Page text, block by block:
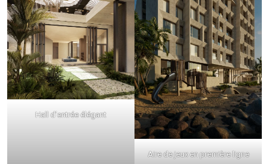
Hall d’entrée élégant
Aire de jeux en première ligne